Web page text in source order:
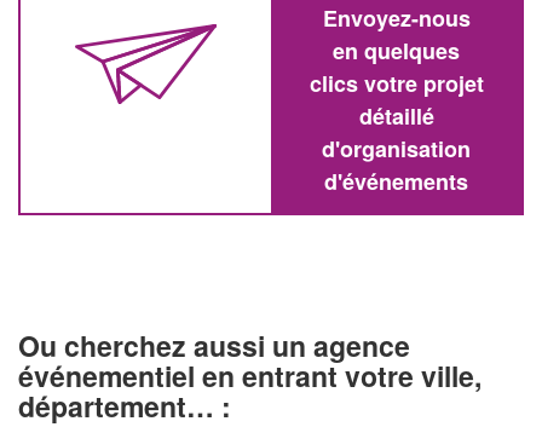
Envoyez-nous
en quelques
clics votre projet
détaillé
d'organisation
d'événements
Ou cherchez aussi un agence
événementiel en entrant votre ville,
département… :